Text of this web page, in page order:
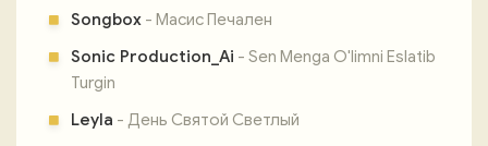
Songbox - Масис Печален
Sonic Production_Ai - Sen Menga O'limni Eslatib
Turgin
Leyla - День Святой Светлый